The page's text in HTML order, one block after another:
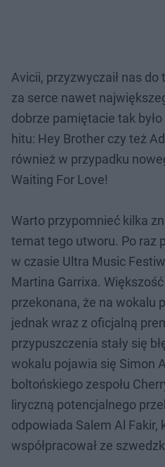
Avicii, przyzwyczaił nas do
za serce nawet
dobrze pamiętacie tak
hitu: Hey Brother czy też
również w przypadku
Waiting For Love!
Warto przypomnieć kilka
temat tego utworu. Po raz
w czasie Ultra Music
Martina Garrixa.
przekonana, że na wokalu
jednak wraz z oficjalną
przypuszczenia stały się
wokalu pojawia się Simon
boltońskiego zespołu
liryczną potencjalnego
odpowiada Salem Al Fakir,
współpracował ze